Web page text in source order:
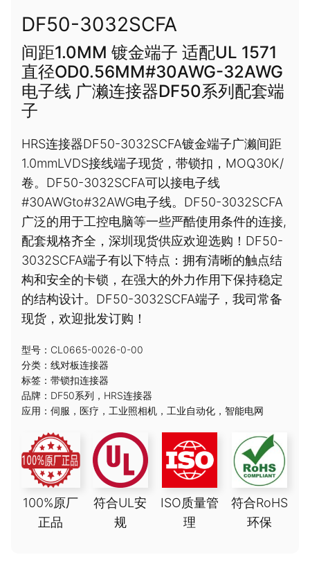
DF50-3032SCFA
间距1.0MM 镀金端子 适配UL 1571
直径OD0.56MM#30AWG-32AWG
电子线 广濑连接器DF50系列配套端
子
HRS连接器DF50-3032SCFA镀金端子广濑间距
1.0mmLVDS接线端子现货，带锁扣，MOQ30K/
卷。DF50-3032SCFA可以接电子线
#30AWGto#32AWG电子线。DF50-3032SCFA
广泛的用于工控电脑等一些严酷使用条件的连接,
配套规格齐全，深圳现货供应欢迎选购！DF50-
3032SCFA端子有以下特点：拥有清晰的触点结
构和安全的卡锁，在强大的外力作用下保持稳定
的结构设计。DF50-3032SCFA端子，我司常备
现货，欢迎批发订购！
型号：CL0665-0026-0-00
分类： 线对板连接器
标签： 带锁扣连接器
品牌： DF50系列 ， HRS连接器
应用： 伺服 ， 医疗 ， 工业照相机 ， 工业自动化 ， 智能电网
100%原厂
正品
符合UL安
规
ISO质量管
理
符合RoHS
环保